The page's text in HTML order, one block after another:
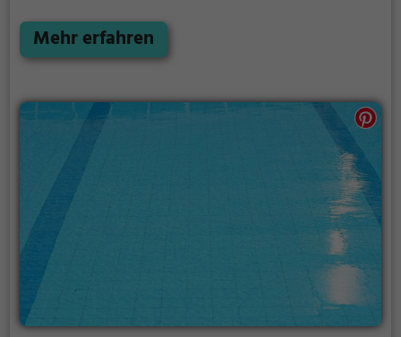
Mehr erfahren